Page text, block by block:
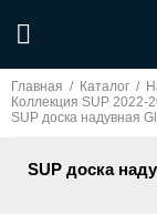
Главная / Каталог /
Коллекция SUP 2022-
SUP доска надувная
SUP доска